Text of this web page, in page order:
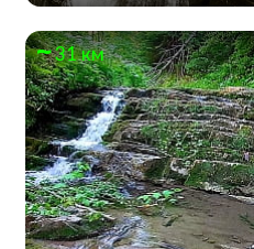
31 км